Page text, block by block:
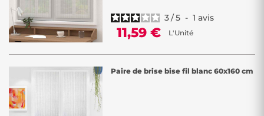
3/5 - 1 avis
11,59 € L'Unité
Paire de brise bise fil blanc 60x160 cm